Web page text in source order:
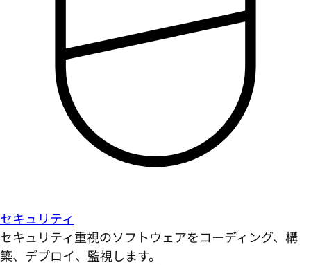
セキュリティ
セキュリティ重視のソフトウェアをコーディング、構
築、デプロイ、監視します。